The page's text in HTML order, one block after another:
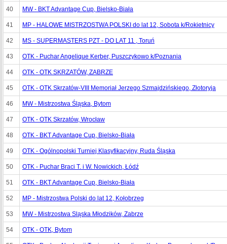
40 MW - BKT Advantage Cup, Bielsko-Biała
41 MP - HALOWE MISTRZOSTWA POLSKI do lat 12, Sobota k/Rokietnicy
42 MS - SUPERMASTERS PZT - DO LAT 11 , Toruń
43 OTK - Puchar Angelique Kerber, Puszczykowo k/Poznania
44 OTK - OTK SKRZATÓW, ZABRZE
45 OTK - OTK Skrzatów-VIII Memoriał Jerzego Szmajdzińskiego, Złotoryja
46 MW - Mistrzostwa Śląska, Bytom
47 OTK - OTK Skrzatów, Wrocław
48 OTK - BKT Advantage Cup, Bielsko-Biała
49 OTK - Ogólnopolski Turniej Klasyfikacyjny, Ruda Śląska
50 OTK - Puchar Braci T. i W. Nowickich, Łódź
51 OTK - BKT Advantage Cup, Bielsko-Biała
52 MP - Mistrzostwa Polski do lat 12, Kołobrzeg
53 MW - Mistrzostwa Sląska Młodzików, Zabrze
54 OTK - OTK, Bytom